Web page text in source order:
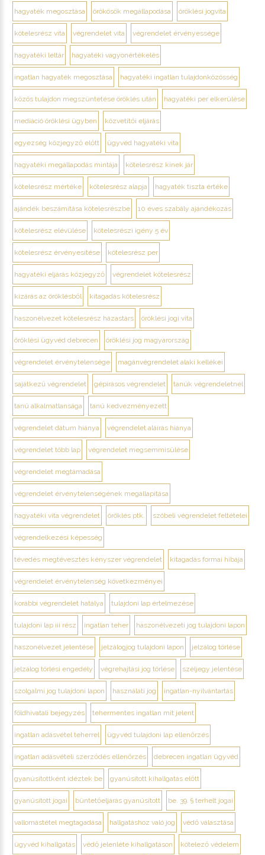
hagyaték megosztása örökösök megállapodása öröklési jogvita
kötelesrész vita végrendelet vita végrendelet érvényessége
hagyatéki leltár hagyatéki vagyonértékelés
ingatlan hagyaték megosztása hagyatéki ingatlan tulajdonközösség
közös tulajdon megszüntetése öröklés után hagyatéki per elkerülése
mediáció öröklési ügyben közvetítői eljárás
egyezség közjegyző előtt ügyvéd hagyatéki vita
hagyatéki megállapodás mintája kötelesrész kinek jár
kötelesrész mértéke kötelesrész alapja hagyaték tiszta értéke
ajándék beszámítása kötelesrészbe 10 éves szabály ajándékozás
kötelesrész elévülése kötelesrészi igény 5 év
kötelesrész érvényesítése kötelesrész per
hagyatéki eljárás közjegyző végrendelet kötelesrész
kizárás az öröklésből kitagadás kötelesrész
haszonélvezet kötelesrész házastárs öröklési jogi vita
öröklési ügyvéd debrecen öröklési jog magyarország
végrendelet érvénytelensége magánvégrendelet alaki kellékei
sajátkezű végrendelet gépírásos végrendelet tanúk végrendeletnél
tanú alkalmatlansága tanú kedvezményezett
végrendelet dátum hiánya végrendelet aláírás hiánya
végrendelet több lap végrendelet megsemmisülése
végrendelet megtámadása
végrendelet érvénytelenségének megállapítása
hagyatéki vita végrendelet öröklés ptk. szóbeli végrendelet feltételei
végrendelkezési képesség
tévedés megtévesztés kényszer végrendelet kitagadás formai hibája
végrendelet érvénytelenség következményei
korábbi végrendelet hatálya tulajdoni lap értelmezése
tulajdoni lap iii rész ingatlan teher haszonélvezeti jog tulajdoni lapon
haszonélvezet jelentése jelzálogjog tulajdoni lapon jelzálog törlése
jelzálog törlési engedély végrehajtási jog törlése széljegy jelentése
szolgalmi jog tulajdoni lapon használati jog ingatlan-nyilvántartás
földhivatali bejegyzés tehermentes ingatlan mit jelent
ingatlan adásvétel teherrel ügyvéd tulajdoni lap ellenőrzés
ingatlan adásvételi szerződés ellenőrzés debrecen ingatlan ügyvéd
gyanúsítottként idéztek be gyanúsított kihallgatás előtt
gyanúsított jogai büntetőeljárás gyanúsított be. 39. § terhelt jogai
vallomástétel megtagadása hallgatáshoz való jog védő választása
ügyvéd kihallgatás védő jelenléte kihallgatáson kötelező védelem